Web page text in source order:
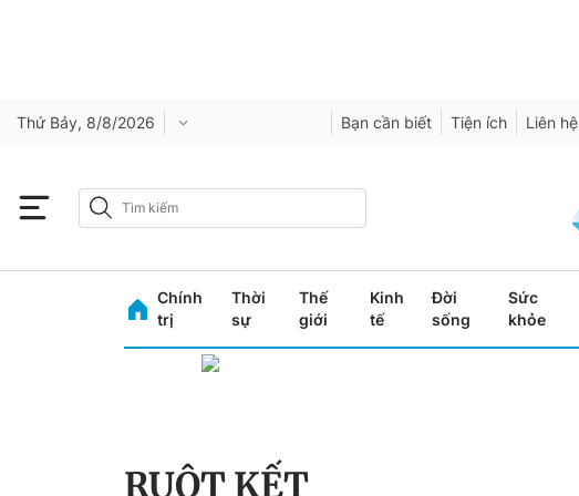
Thứ Bảy, 8/8/2026 Bạn cần biết Tiện ích Liên hệ
Chính
trị
Thời
sự
Thế
giới
Kinh
tế
Đời
sống
Sức
khỏe
RUỘT KẾT